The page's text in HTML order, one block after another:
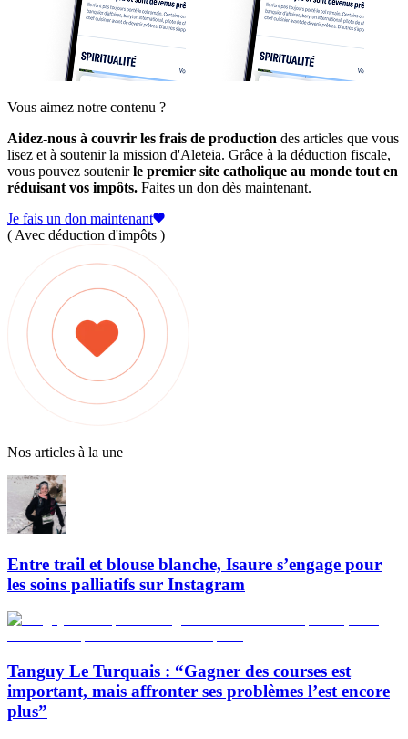
Vous aimez notre contenu ?
Aidez-nous à couvrir les frais de production des articles que vous
lisez et à soutenir la mission d'Aleteia. Grâce à la déduction fiscale,
vous pouvez soutenirle premier site catholique au monde tout en
réduisant vos impôts. Faites un don dès maintenant.
Je fais un don maintenant
( Avec déduction d'impôts )
Nos articles à la une
Entre trail et blouse blanche, Isaure s’engage pour
les soins palliatifs sur Instagram
Tanguy Le Turquais : “Gagner des courses est
important, mais affronter ses problèmes l’est encore
plus”